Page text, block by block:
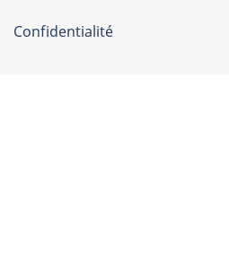
Confidentialité